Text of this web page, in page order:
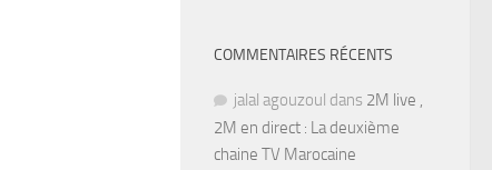
COMMENTAIRES RÉCENTS
jalal agouzoul dans 2M live ,
2M en direct : La deuxième
chaine TV Marocaine